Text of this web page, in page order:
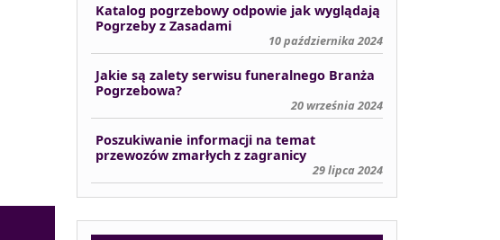
Katalog pogrzebowy odpowie jak wyglądają
Pogrzeby z Zasadami
10 października 2024
Jakie są zalety serwisu funeralnego Branża
Pogrzebowa?
20 września 2024
Poszukiwanie informacji na temat
przewozów zmarłych z zagranicy
29 lipca 2024